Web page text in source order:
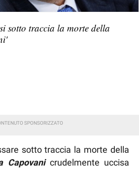
sotto traccia la morte della
sotto traccia la morte della
Capovanicrudelmente uccisa